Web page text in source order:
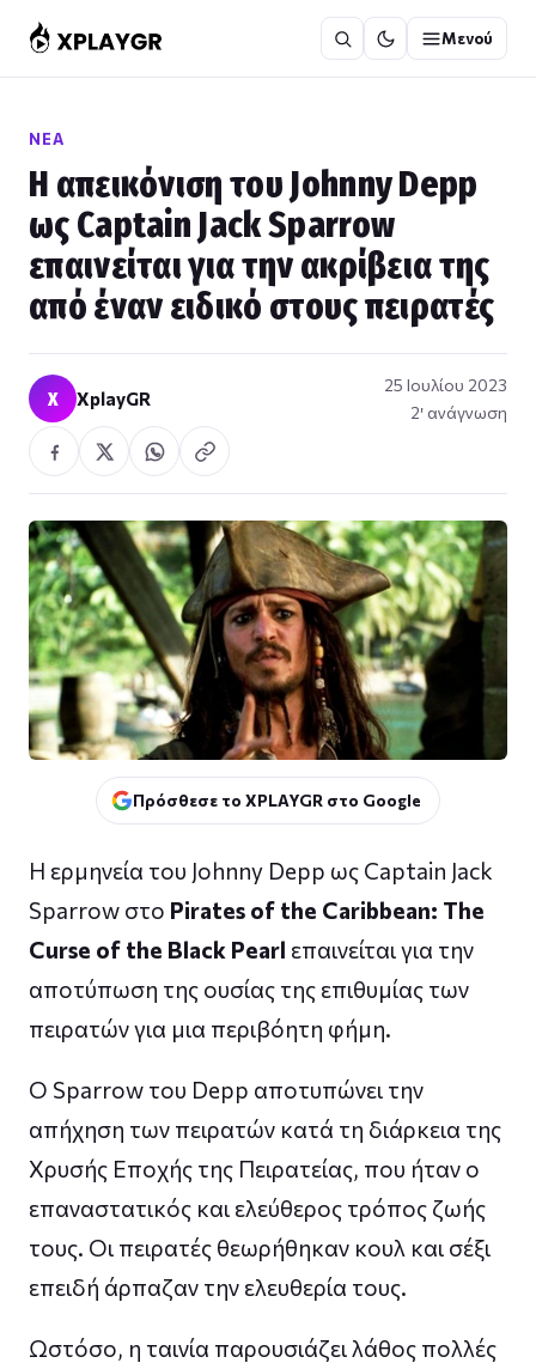
στο
περιεχόμενο
Μενού
ΝΈΑ
Η απεικόνιση του Johnny Depp
ως Captain Jack Sparrow
επαινείται για την ακρίβεια της
από έναν ειδικό στους πειρατές
X XplayGR
25 Ιουλίου 2023
2′ ανάγνωση
Πρόσθεσε το XPLAYGR στο Google
Η ερμηνεία του Johnny Depp ως Captain Jack
Sparrow στο Pirates of the Caribbean: The
Curse of the Black Pearl επαινείται για την
αποτύπωση της ουσίας της επιθυμίας των
πειρατών για μια περιβόητη φήμη.
Ο Sparrow του Depp αποτυπώνει την
απήχηση των πειρατών κατά τη διάρκεια της
Χρυσής Εποχής της Πειρατείας, που ήταν ο
επαναστατικός και ελεύθερος τρόπος ζωής
τους. Οι πειρατές θεωρήθηκαν κουλ και σέξι
επειδή άρπαζαν την ελευθερία τους.
Ωστόσο, η ταινία παρουσιάζει λάθος πολλές